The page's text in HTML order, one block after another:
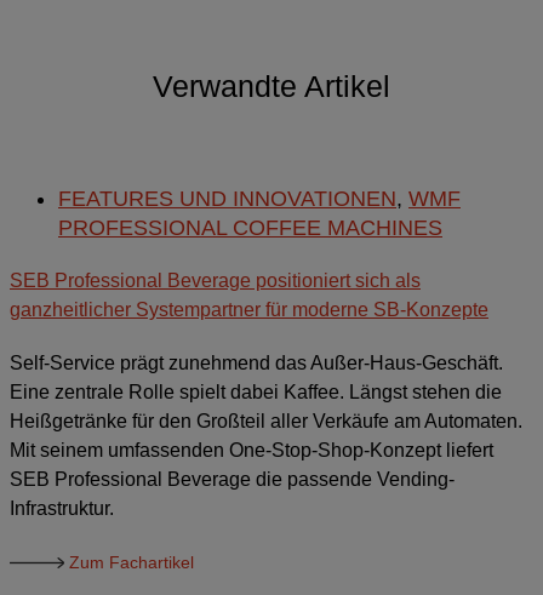
Verwandte Artikel
FEATURES UND INNOVATIONEN, WMF
PROFESSIONAL COFFEE MACHINES
SEB Professional Beverage positioniert sich als
ganzheitlicher Systempartner für moderne SB-Konzepte
Self-Service prägt zunehmend das Außer-Haus-Geschäft.
Eine zentrale Rolle spielt dabei Kaffee. Längst stehen die
Heißgetränke für den Großteil aller Verkäufe am Automaten.
Mit seinem umfassenden One-Stop-Shop-Konzept liefert
SEB Professional Beverage die passende Vending-
Infrastruktur.
Zum Fachartikel